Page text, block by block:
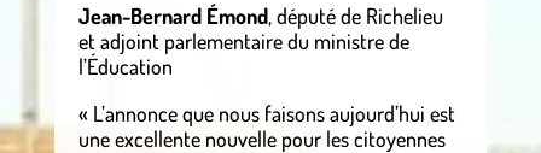
Jean-Bernard Émond, député de Richelieu
et adjoint parlementaire du ministre de
l’Éducation
« L’annonce que nous faisons aujourd’hui est
une excellente nouvelle pour les citoyennes